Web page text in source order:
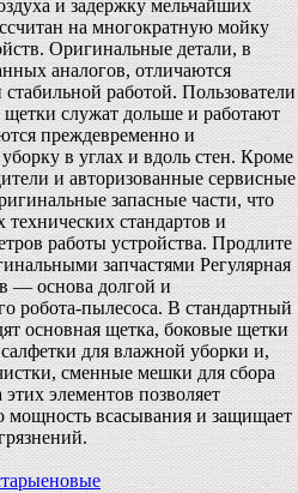
и задержку мельчайших
на многократную мойку
Оригинальные детали, в
аналогов, отличаются
работой. Пользователи
служат дольше и работают
преждевременно и
в углах и вдоль стен. Кроме
и авторизованные сервисные
запасные части, что
технических стандартов и
работы устройства. Продлите
запчастями Регулярная
— основа долгой и
робота-пылесоса. В стандартный
основная щетка, боковые щетки
для влажной уборки и,
сменные мешки для сбора
элементов позволяет
мощность всасывания и защищает
новые